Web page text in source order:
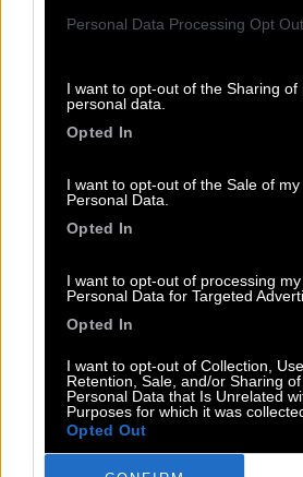
Personal Data Processing Opt
I want to opt-out of the Sharing of
personal data.
Opted In
I want to opt-out of the Sale of my
Personal Data.
Opted In
I want to opt-out of processing my
Personal Data for Targeted
Opted In
I want to opt-out of Collection, Use,
Retention, Sale, and/or Sharing
Personal Data that Is Unrelated
Purposes for which it was
Opted Out
TOUTES
PEET SORT UN NOUVEAU